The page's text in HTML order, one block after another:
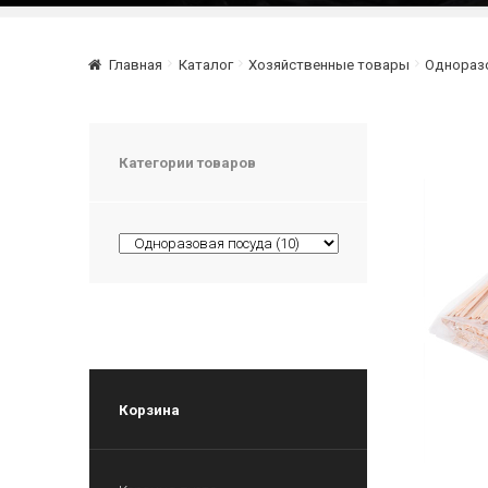
Главная Каталог Хозяйственные товары
Категории товаров
Корзина